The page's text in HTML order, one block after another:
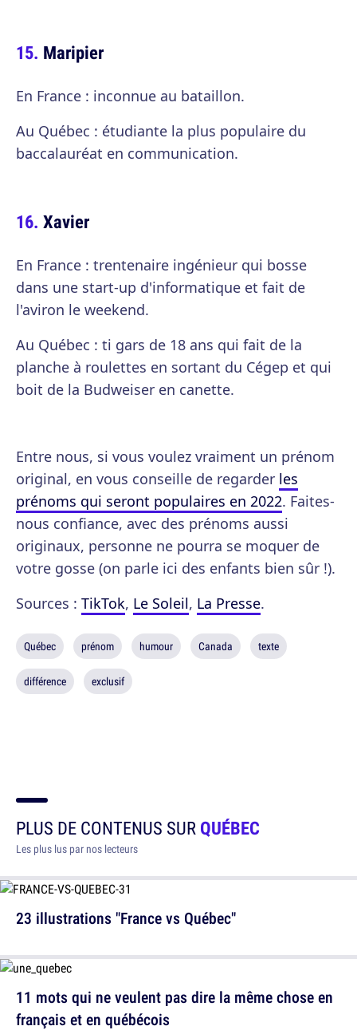
Maripier
En France : inconnue au bataillon.
Au Québec : étudiante la plus populaire du
baccalauréat en communication.
Xavier
En France : trentenaire ingénieur qui bosse
dans une start-up d'informatique et fait de
l'aviron le weekend.
Au Québec : ti gars de 18 ans qui fait de la
planche à roulettes en sortant du Cégep et qui
boit de la Budweiser en canette.
Entre nous, si vous voulez vraiment un prénom
original, en vous conseille de regarder les
prénoms qui seront populaires en 2022. Faites-
nous confiance, avec des prénoms aussi
originaux, personne ne pourra se moquer de
votre gosse (on parle ici des enfants bien sûr !).
Sources : TikTok, Le Soleil, La Presse.
Québec prénom humour Canada texte
différence exclusif
PLUS DE CONTENUS SURQUÉBEC
Les plus lus par nos lecteurs
23 illustrations "France vs Québec"
11 mots qui ne veulent pas dire la même chose en
français et en québécois